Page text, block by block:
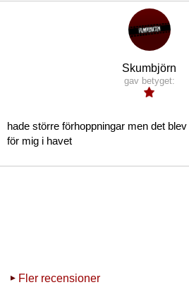
Skumbjörn
gav betyget:
hade större förhoppningar men det
för mig i havet
Fler recensioner